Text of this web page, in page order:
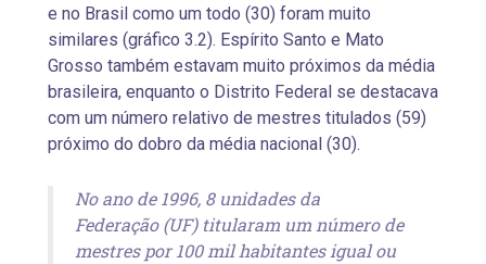
e no Brasil como um todo (30) foram muito
similares (gráfico 3.2). Espírito Santo e Mato
Grosso também estavam muito próximos da média
brasileira, enquanto o Distrito Federal se destacava
com um número relativo de mestres titulados (59)
próximo do dobro da média nacional (30).
No ano de 1996, 8 unidades da
Federação (UF) titularam um número de
mestres por 100 mil habitantes igual ou